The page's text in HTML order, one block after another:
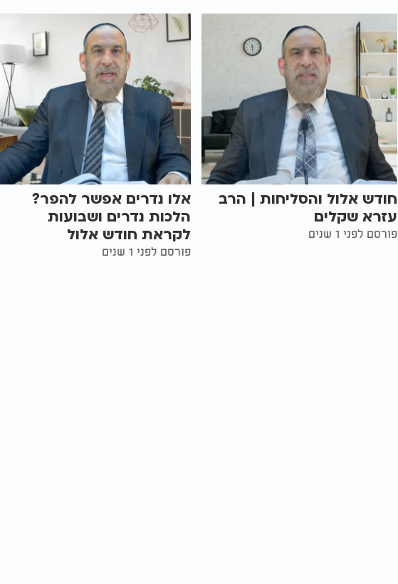
חודש אלול והסליחות | הרב
עזרא שקלים
פורסם לפני 1 שנים
אלו נדרים אפשר להפר?
הלכות נדרים ושבועות
לקראת חודש אלול
פורסם לפני 1 שנים